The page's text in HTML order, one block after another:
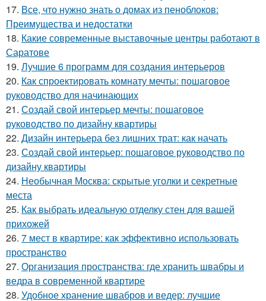
17. Все, что нужно знать о домах из пеноблоков:
Преимущества и недостатки
18. Какие современные выставочные центры работают в
Саратове
19. Лучшие 6 программ для создания интерьеров
20. Как спроектировать комнату мечты: пошаговое
руководство для начинающих
21. Создай свой интерьер мечты: пошаговое
руководство по дизайну квартиры
22. Дизайн интерьера без лишних трат: как начать
23. Создай свой интерьер: пошаговое руководство по
дизайну квартиры
24. Необычная Москва: скрытые уголки и секретные
места
25. Как выбрать идеальную отделку стен для вашей
прихожей
26. 7 мест в квартире: как эффективно использовать
пространство
27. Организация пространства: где хранить швабры и
ведра в современной квартире
28. Удобное хранение швабров и ведер: лучшие